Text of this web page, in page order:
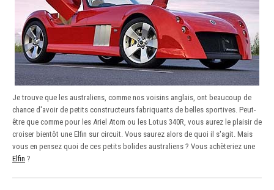
Je trouve que les australiens, comme nos voisins anglais, ont beaucoup de
chance d'avoir de petits constructeurs fabriquants de belles sportives. Peut-
être que comme pour les Ariel Atom ou les Lotus 340R, vous aurez le plaisir de
croiser bientôt une Elfin sur circuit. Vous saurez alors de quoi il s'agit. Mais
vous en pensez quoi de ces petits bolides australiens ? Vous achèteriez une
Elfin ?